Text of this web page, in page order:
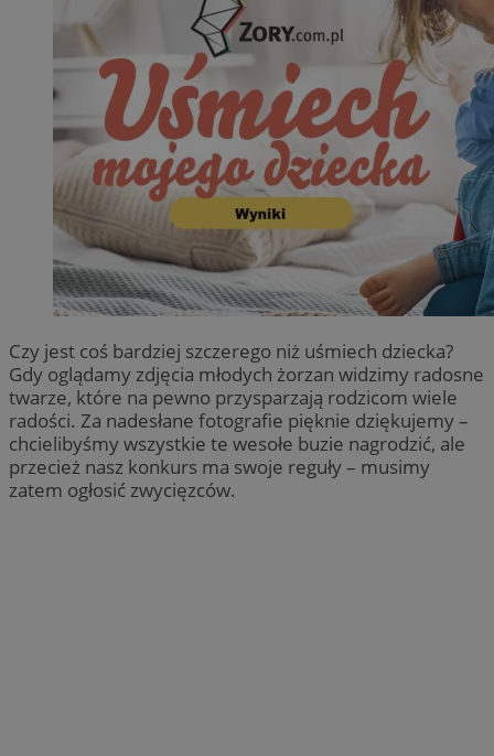
Czy jest coś bardziej szczerego niż uśmiech dziecka?
Gdy oglądamy zdjęcia młodych żorzan widzimy radosne
twarze, które na pewno przysparzają rodzicom wiele
radości. Za nadesłane fotografie pięknie dziękujemy –
chcielibyśmy wszystkie te wesołe buzie nagrodzić, ale
przecież nasz konkurs ma swoje reguły – musimy
zatem ogłosić zwycięzców.